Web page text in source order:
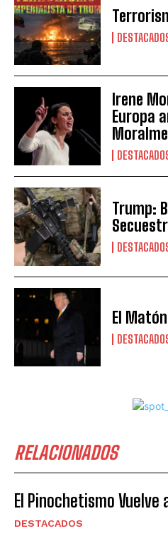
Irene
Europa
Trump:
El
RELACIONADOS
El Pinochetismo Vuelve
DESTACADOS